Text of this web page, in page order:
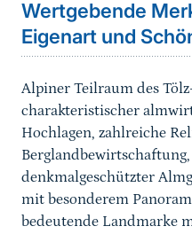
Wertgebende
Eigenart und
Alpiner Teilraum des
charakteristischer
Hochlagen, zahlreiche
denkmalgeschützter
mit besonderem
bedeutende Landmarke